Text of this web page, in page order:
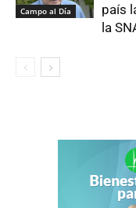
Campo al Día
país
la